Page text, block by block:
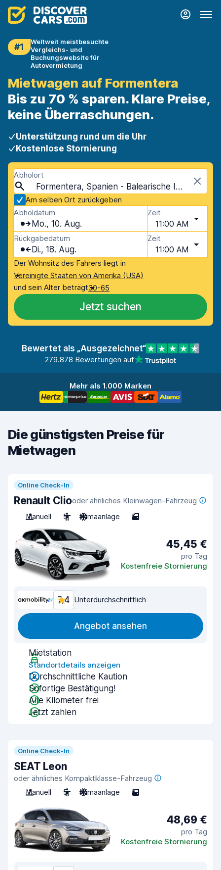
#1
Weltweit meistbesuchte
Vergleichs- und
Buchungswebsite für
Autovermietung
Mietwagen auf Formentera
Bis zu 70 % sparen. Klare Preise,
keine Überraschungen.
Unterstützung rund um die Uhr
Kostenlose Stornierung
Abholort
Formentera, Spanien - Balearische Inseln
Am selben Ort zurückgeben
Abholdatum
Mo., 10. Aug.
Zeit
11:00 AM
Rückgabedatum
Di., 18. Aug.
Zeit
11:00 AM
Der Wohnsitz des Fahrers liegt in
Vereinigte Staaten von Amerika (USA)
und sein Alter beträgt30-65
Jetzt suchen
Bewertet als „Ausgezeichnet“
279.878 Bewertungen auf
Mehr als 1.000 Marken
Die günstigsten Preise für
Mietwagen
Online Check-In
Renault Cliooder ähnliches Kleinwagen-Fahrzeug
Manuell
5 Klimaanlage 5
45,45 €
pro Tag
Kostenfreie Stornierung
7,4 Unterdurchschnittlich
Angebot ansehen
Mietstation
Standortdetails anzeigen
Durchschnittliche Kaution
Sofortige Bestätigung!
Alle Kilometer frei
Jetzt zahlen
Online Check-In
SEAT Leon
oder ähnliches Kompaktklasse-Fahrzeug
Manuell
5 Klimaanlage 5
48,69 €
pro Tag
Kostenfreie Stornierung